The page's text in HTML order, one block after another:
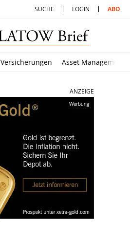
SUCHE LOGIN ABO
Versicherungen Asset Management
ANZEIGE